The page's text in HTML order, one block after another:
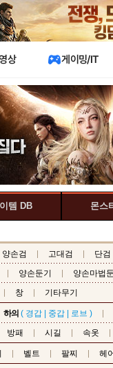
상 게이밍/IT
템 DB 몬스
양손검 고대검 단검
양손둔기 양손마법
창 기타무기
하의 ( 경갑 중갑 로브 )
방패 시길 속옷
벨트 팔찌 헤